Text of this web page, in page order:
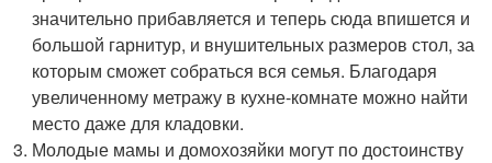
значительно прибавляется и теперь сюда впишется и
большой гарнитур, и внушительных размеров стол, за
которым сможет собраться вся семья. Благодаря
увеличенному метражу в кухне-комнате можно найти
место даже для кладовки.
Молодые мамы и домохозяйки могут по достоинству